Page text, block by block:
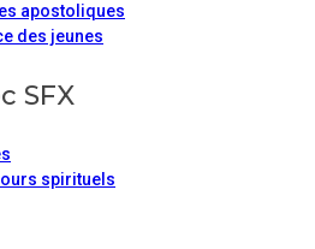
apostoliques
des jeunes
SFX
spirituels